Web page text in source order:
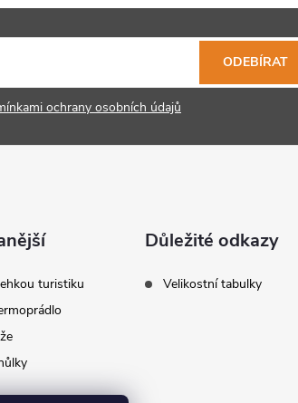
ochrany osobních údajů
ODEBÍRAT
turistiku
Důležité odkazy
Velikostní tabulky